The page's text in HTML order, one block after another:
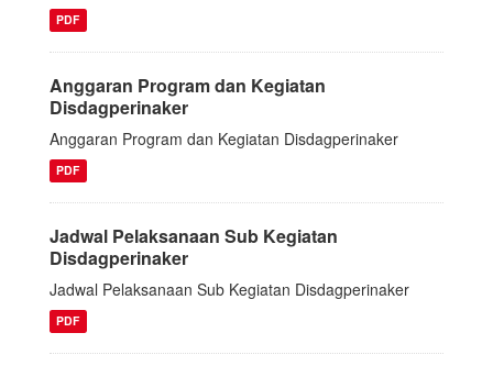
PDF
Anggaran Program dan Kegiatan
Disdagperinaker
Anggaran Program dan Kegiatan Disdagperinaker
PDF
Jadwal Pelaksanaan Sub Kegiatan
Disdagperinaker
Jadwal Pelaksanaan Sub Kegiatan Disdagperinaker
PDF